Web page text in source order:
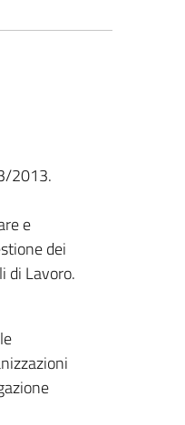
2013.
e
dei
di Lavoro.